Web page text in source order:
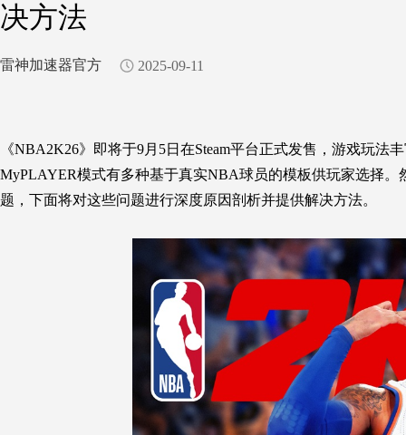
决方法
雷神加速器官方 2025-09-11
《NBA2K26》即将于9月5日在Steam平台正式发售，游戏玩
MyPLAYER模式有多种基于真实NBA球员的模板供玩家选择
题，下面将对这些问题进行深度原因剖析并提供解决方法。